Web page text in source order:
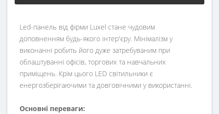
Led-панель від фірми Luxel стане чудовим
доповненням будь-якого інтер'єру. Мінімалізм у
виконанні робить його дуже затребуваним при
облаштуванні офісів, торгових та навчальних
приміщень. Крім цього LED світильники є
енергозберігаючими та довговічними у використанні.
Основні переваги: